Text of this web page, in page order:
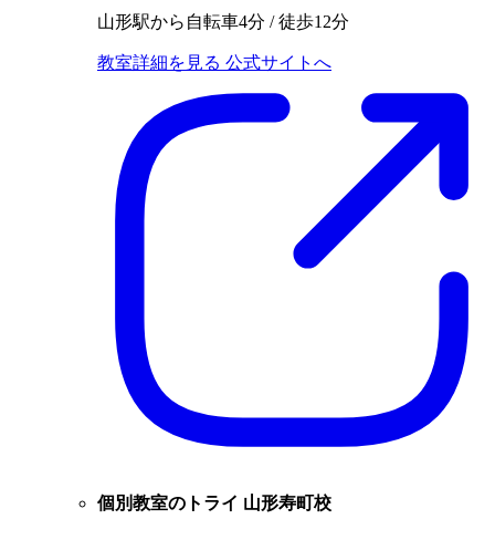
山形駅から自転車4分 / 徒歩12分
教室詳細を見る 公式サイトへ
個別教室のトライ 山形寿町校